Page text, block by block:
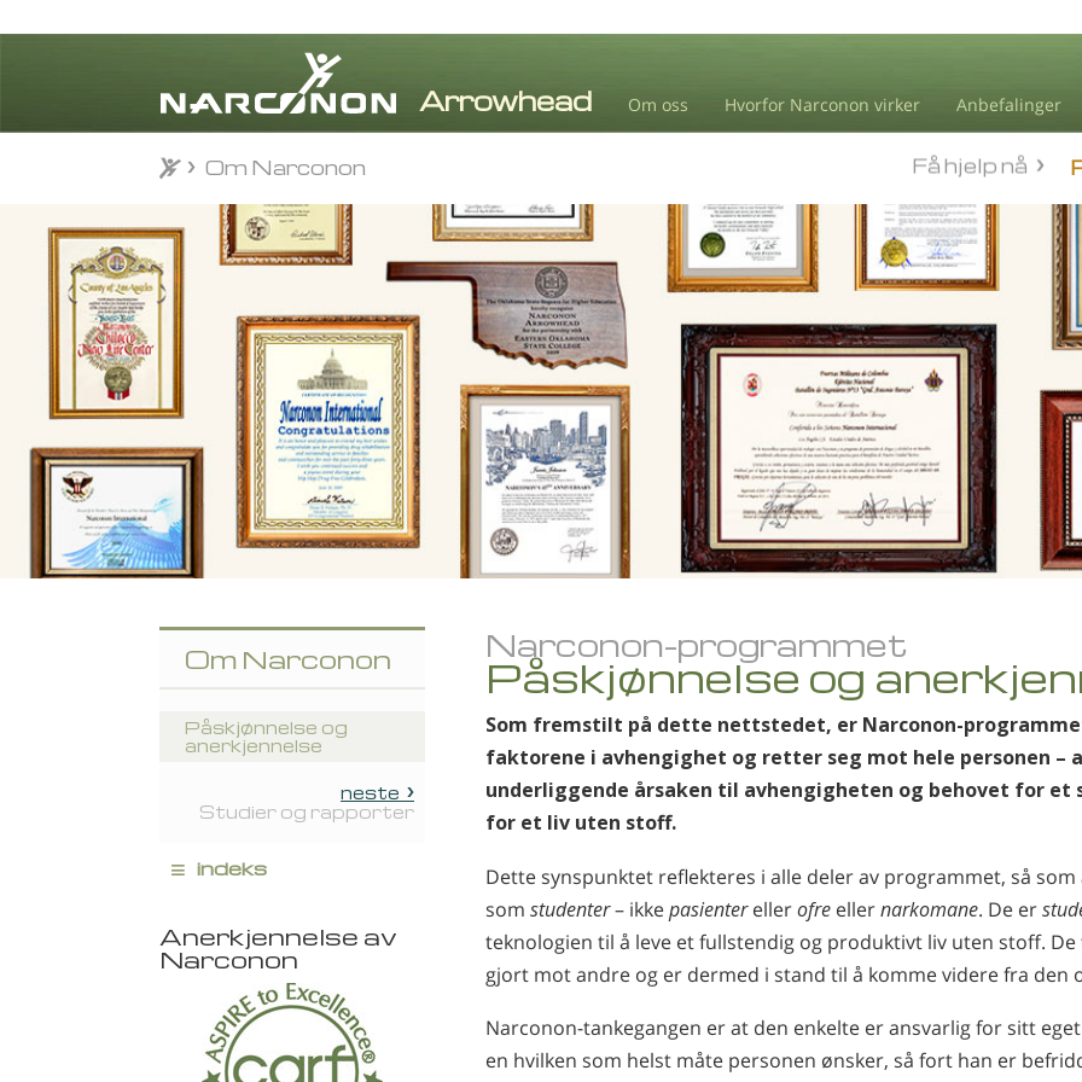
Om oss Hvorfor Narconon virker Anbefalinger
⨯ Få hjelp nå
Om Narconon
Narconon-programmet
Påskjønnelse og
Som fremstilt på dette nettstedet, er Narconon-
faktorene i avhengighet og retter seg mot hele personen –
underliggende årsaken til avhengigheten og behovet for
for et liv uten stoff.
Dette synspunktet reflekteres i alle deler av programmet, så
som studenter– ikkepasienterellerofre ellernarkomane. De er
teknologien til å leve et fullstendig og produktivt liv uten stoff.
gjort mot andre og er dermed i stand til å komme videre fra den
Narconon-tankegangen er at den enkelte er ansvarlig for sitt
en hvilken som helst måte personen ønsker, så fort han er
Om Narconon
Påskjønnelse og
anerkjennelse
neste
Studier og rapporter
≡ indeks
Anerkjennelse av
Narconon
Om Narconon